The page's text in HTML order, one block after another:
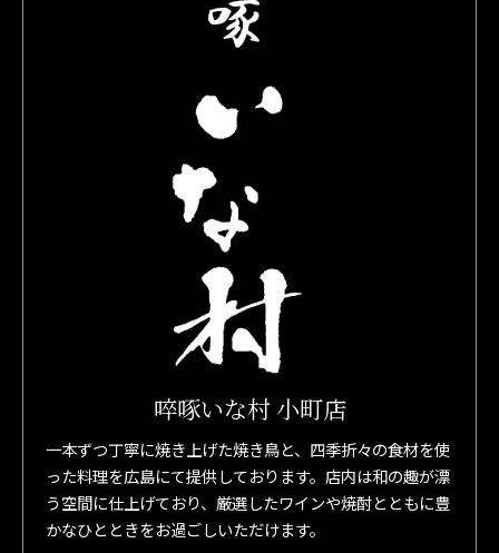
啐啄いな村 小町店
一本ずつ丁寧に焼き上げた焼き鳥と、四季折々の食材を使
った料理を広島にて提供しております。店内は和の趣が漂
う空間に仕上げており、厳選したワインや焼酎とともに豊
かなひとときをお過ごしいただけます。